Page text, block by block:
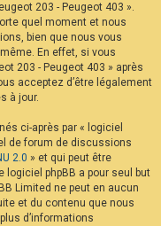
203 - Peugeot 403 ».
quel moment et nous
bien que nous vous
En effet, si vous
203 - Peugeot 403 » après
acceptez d’être légalement
à jour.
ci-après par « logiciel
de forum de discussions
2.0 » et qui peut être
logiciel phpBB a pour seul but
Limited ne peut en aucun
et du contenu que nous
d’informations